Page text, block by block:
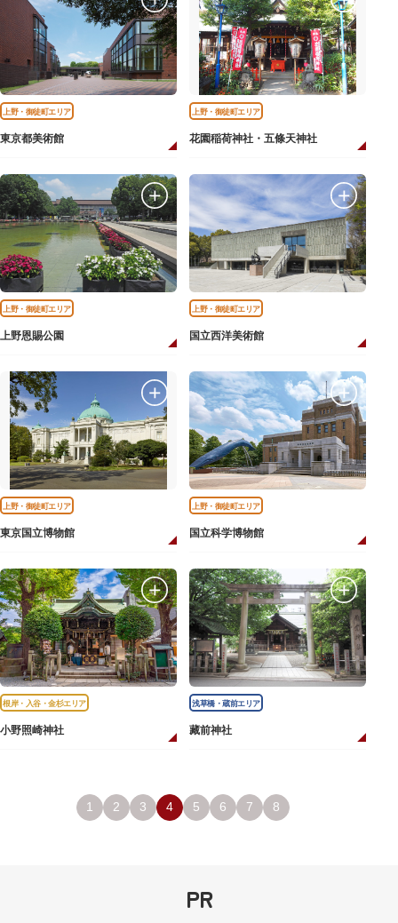
上野・御徒町エリア
東京都美術館
上野・御徒町エリア
花園稲荷神社・五條天神社
上野・御徒町エリア
上野恩賜公園
上野・御徒町エリア
国立西洋美術館
上野・御徒町エリア
東京国立博物館
上野・御徒町エリア
国立科学博物館
根岸・入谷・金杉エリア
小野照崎神社
浅草橋・蔵前エリア
藏前神社
1 2 3 4 5 6 7 8
PR